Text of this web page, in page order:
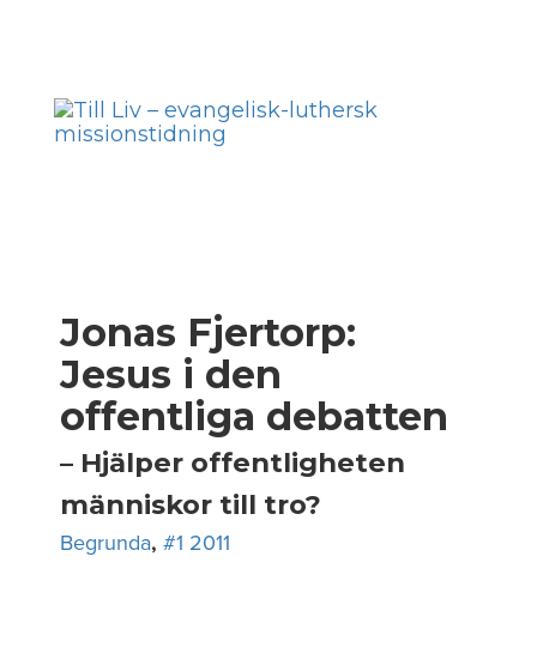
Jonas Fjertorp:
Jesus i den
offentliga debatten
– Hjälper offentligheten
människor till tro?
Begrunda, #1 2011